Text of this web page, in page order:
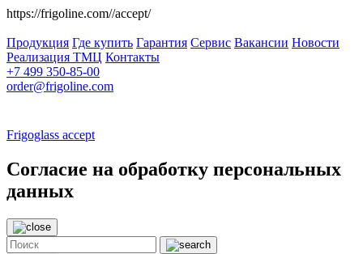
https://frigoline.com//accept/
Продукция Где купить Гарантия Сервис Вакансии Новости
Реализация ТМЦ Контакты
+7 499 350-85-00
order@frigoline.com
Frigoglass accept
Согласие на обработку персональных
данных